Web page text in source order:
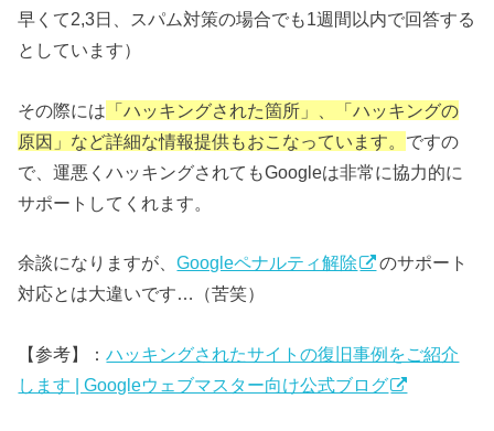
早くて2,3日、スパム対策の場合でも1週間以内で回答する
としています）
その際には 「ハッキングされた箇所」、「ハッキングの
原因」など詳細な情報提供もおこなっています。 ですの
で、運悪くハッキングされてもGoogleは非常に協力的に
サポートしてくれます。
余談になりますが、Googleペナルティ解除
のサポート
対応とは大違いです…（苦笑）
【参考】： ハッキングされたサイトの復旧事例をご紹介
します | Googleウェブマスター向け公式ブログ